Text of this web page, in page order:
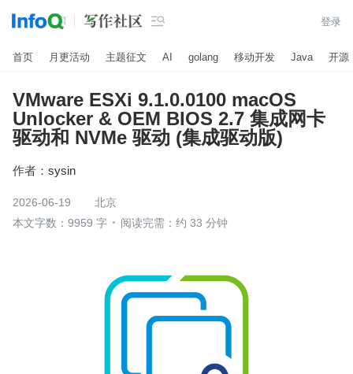
 登录
首页 月更活动 主题征文 AI golang 移动开发 Java 开源
VMware ESXi 9.1.0.0100 macOS
Unlocker & OEM BIOS 2.7 集成网卡
驱动和 NVMe 驱动 (集成驱动版)
作者： sysin
2026-06-19
北京
本文字数：9959 字
阅读完需：约 33 分钟